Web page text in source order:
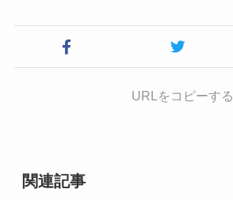
URLをコピーする
関連記事